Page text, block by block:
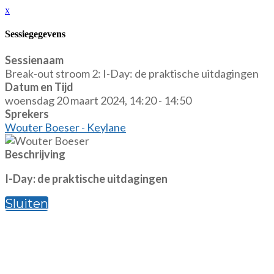
x
Sessiegegevens
Sessienaam
Break-out stroom 2: I-Day: de praktische uitdagingen
Datum en Tijd
woensdag 20 maart 2024, 14:20 - 14:50
Sprekers
Wouter Boeser - Keylane
Beschrijving
I-Day: de praktische uitdagingen
Sluiten